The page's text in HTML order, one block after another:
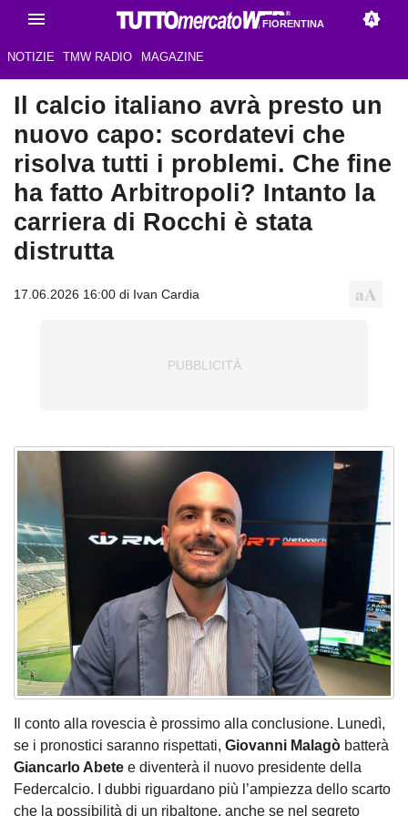
FIORENTINA
NOTIZIE TMW RADIO MAGAZINE
Il calcio italiano avrà presto un
nuovo capo: scordatevi che
risolva tutti i problemi. Che fine
ha fatto Arbitropoli? Intanto la
carriera di Rocchi è stata
distrutta
17.06.2026 16:00 di Ivan Cardia
Il conto alla rovescia è prossimo alla conclusione. Lunedì,
se i pronostici saranno rispettati, Giovanni Malagò batterà
Giancarlo Abete e diventerà il nuovo presidente della
Federcalcio. I dubbi riguardano più l’ampiezza dello scarto
che la possibilità di un ribaltone, anche se nel segreto